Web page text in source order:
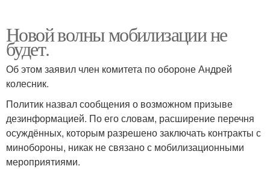
Новой волны мобилизации не
будет.
Об этом заявил член комитета по обороне Андрей
колесник.
Политик назвал сообщения о возможном призыве
дезинформацией. По его словам, расширение перечня
осуждённых, которым разрешено заключать контракты с
минобороны, никак не связано с мобилизационными
мероприятиями.